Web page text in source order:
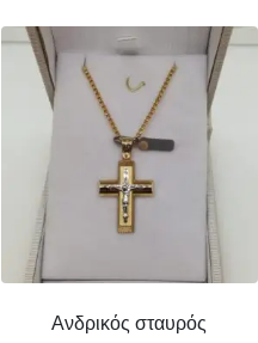
Ανδρικός σταυρός